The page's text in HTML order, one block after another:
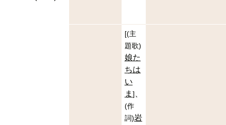
[(主
題歌)
娘た
ちは
い
ま ]
(作
詞 )岩